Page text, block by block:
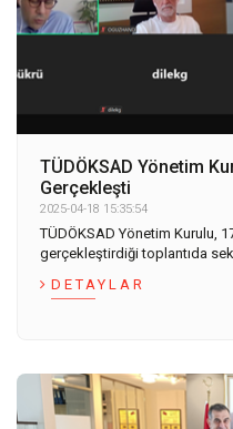
TÜDÖKSAD Yönetim
Gerçekleşti
2025-04-18 15:35:54
TÜDÖKSAD Yönetim Kurulu,
gerçekleştirdiği toplantıda
DETAYLAR